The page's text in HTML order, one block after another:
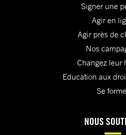
Signer une
Agir en
Agir près de
Nos
Changez leur
Education aux
Se
NOUS